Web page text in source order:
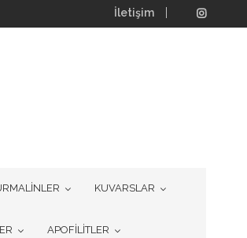
İletişim
KUVARSLAR
APOFİLİTLER